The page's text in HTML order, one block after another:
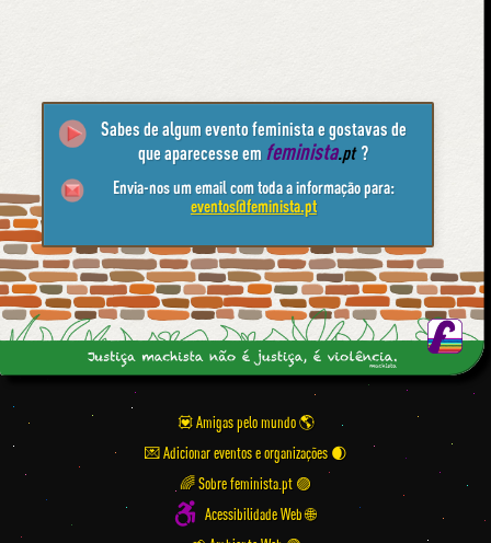
Sabes de algum evento feminista e gostavas de
que aparecesse em feminista.pt ?
Envia-nos um email com toda a informação para:
eventos@feminista.pt
💟 Amigas pelo mundo
💌 Adicionar eventos e organizações
🌈 Sobre feminista.pt 🟣
Acessibilidade Web 🌐